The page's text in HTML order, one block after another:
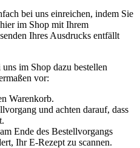
bei uns einreichen, indem Sie
im Shop mit Ihrem
Ihres Ausdrucks entfällt
im Shop dazu bestellen
vor:
Warenkorb.
und achten darauf, dass
Ende des Bestellvorgangs
Ihr E-Rezept zu scannen.